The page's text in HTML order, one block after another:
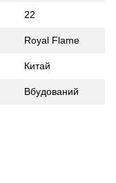
22
Royal Flame
Китай
Вбудований